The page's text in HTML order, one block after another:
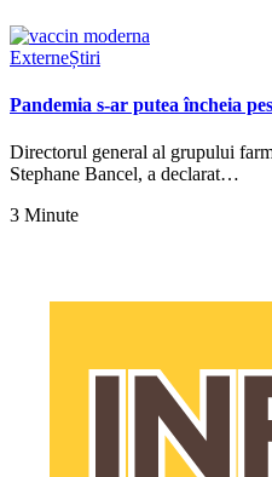
ExterneȘtiri
Pandemia s-ar putea încheia
Directorul general al grupului
Stephane Bancel, a declarat…
3 Minute